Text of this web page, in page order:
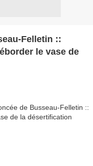
Felletin ::
le vase de